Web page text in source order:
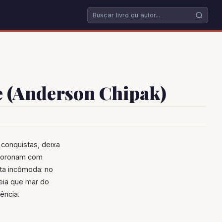
(Anderson Chipak)
deixa
com
incômoda: no
que mar do